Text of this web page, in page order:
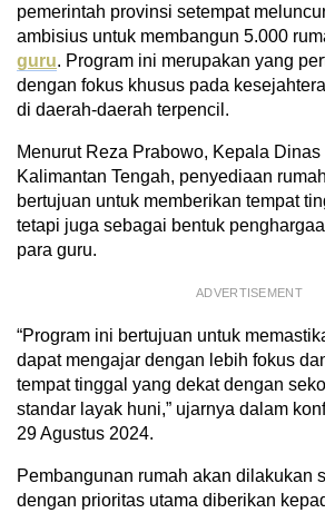
pemerintah provinsi setempat
ambisius untuk membangun 5.000
guru. Program ini merupakan yang
dengan fokus khusus pada
di daerah-daerah terpencil.
Menurut Reza Prabowo, Kepala
Kalimantan Tengah, penyediaan
bertujuan untuk memberikan tempat
tetapi juga sebagai bentuk
para guru.
ADVERTISEMENT
“Program ini bertujuan untuk
dapat mengajar dengan lebih fokus
tempat tinggal yang dekat dengan
standar layak huni,” ujarnya dalam
29 Agustus 2024.
Pembangunan rumah akan dilakukan
dengan prioritas utama diberikan